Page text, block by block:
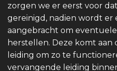
zorgen we er eerst voor
gereinigd, nadien wordt er
aangebracht om
herstellen. Deze komt aan
leiding om zo te
vervangende leiding